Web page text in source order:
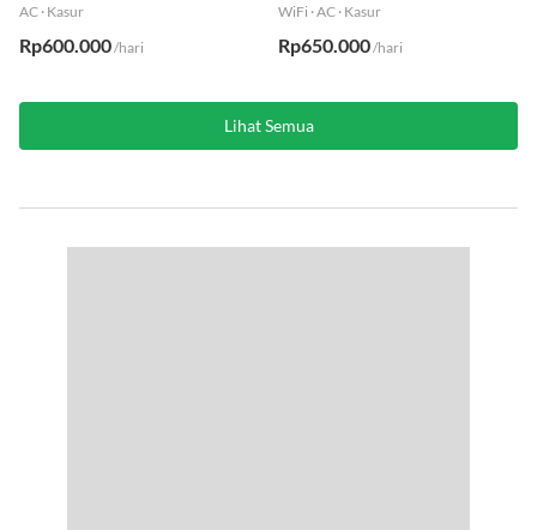
AC · Kasur
Rp600.000/hari
WiFi ·AC · Kasur
Rp650.000/hari
Lihat Semua